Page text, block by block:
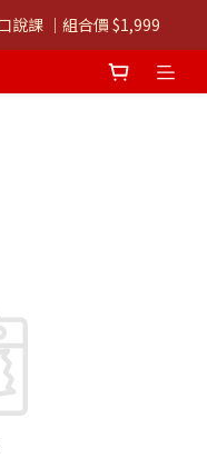
說課 ｜組合價 $1,999
說課 ｜組合價 $1,999